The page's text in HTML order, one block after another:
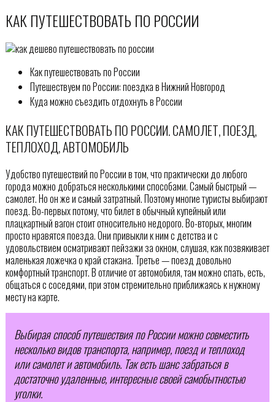
КАК ПУТЕШЕСТВОВАТЬ ПО РОССИИ
Как путешествовать по России
Путешествуем по России: поездка в Нижний Новгород
Куда можно съездить отдохнуть в России
КАК ПУТЕШЕСТВОВАТЬ ПО РОССИИ. САМОЛЕТ, ПОЕЗД,
ТЕПЛОХОД, АВТОМОБИЛЬ
Удобство путешествий по России в том, что практически до любого
города можно добраться несколькими способами. Самый быстрый —
самолет. Но он же и самый затратный. Поэтому многие туристы выбирают
поезд. Во-первых потому, что билет в обычный купейный или
плацкартный вагон стоит относительно недорого. Во-вторых, многим
просто нравятся поезда. Они привыкли к ним с детства и с
удовольствием осматривают пейзажи за окном, слушая, как позвякивает
маленькая ложечка о край стакана. Третье — поезд довольно
комфортный транспорт. В отличие от автомобиля, там можно спать, есть,
общаться с соседями, при этом стремительно приближаясь к нужному
месту на карте.
Выбирая способ путешествия по России можно совместить
несколько видов транспорта, например, поезд и теплоход
или самолет и автомобиль. Так есть шанс забраться в
достаточно удаленные, интересные своей самобытностью
уголки.